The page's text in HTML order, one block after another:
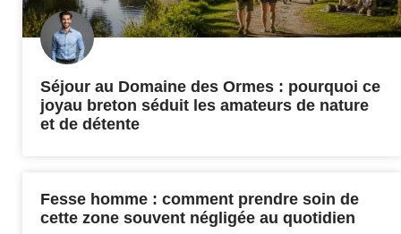
Séjour au Domaine des Ormes : pourquoi ce
joyau breton séduit les amateurs de nature
et de détente
Fesse homme : comment prendre soin de
cette zone souvent négligée au quotidien